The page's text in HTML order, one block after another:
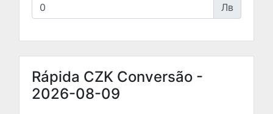
Лв
Rápida CZK Conversão -
2026-08-09